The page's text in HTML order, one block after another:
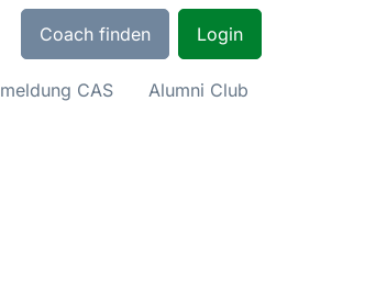
Coach finden Login
CAS Alumni Club